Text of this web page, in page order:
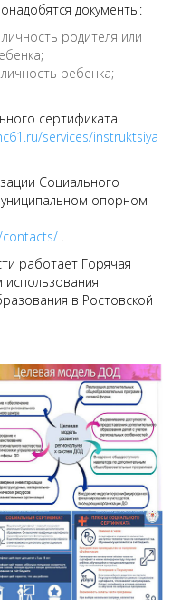
документы:
родителя или
ребенка;
сертификата
services/instruktsiya
Социального
опорном
contacts/ .
работает Горячая
в Ростовской